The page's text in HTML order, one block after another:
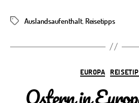
Schlagwörter
Auslandsaufenthalt, Reisetipps
EUROPA